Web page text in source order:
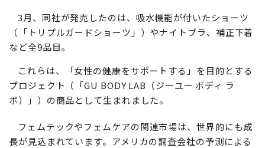
3月、同社が発売したのは、吸水機能が付いたショーツ
（「トリプルガードショーツ」）やナイトブラ、補正下着
など全9品目。
これらは、「女性の健康をサポートする」を目的とする
プロジェクト（「GU BODY LAB（ジーユー ボディ ラ
ボ）」）の商品として生まれました。
フェムテックやフェムケアの関連市場は、世界的にも成
長が見込まれています。アメリカの調査会社の予測による